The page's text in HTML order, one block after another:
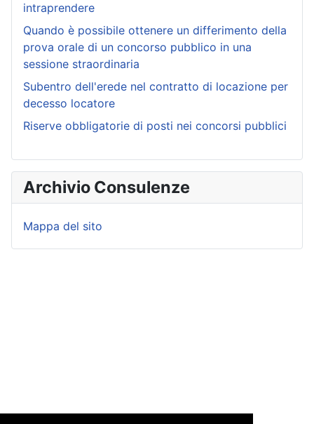
intraprendere
Quando è possibile ottenere un differimento della
prova orale di un concorso pubblico in una
sessione straordinaria
Subentro dell'erede nel contratto di locazione per
decesso locatore
Riserve obbligatorie di posti nei concorsi pubblici
Archivio Consulenze
Mappa del sito